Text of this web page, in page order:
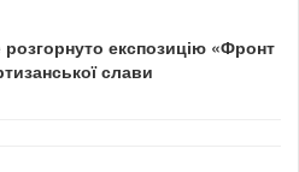
розгорнуто експозицію «Фронт
слави